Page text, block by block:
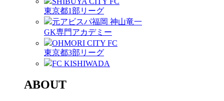
東京都1部リーグ
元アビスパ福岡 神山竜一
GK専門アカデミー
OHMORI CITY FC
東京都3部リーグ
FC KISHIWADA
ABOUT